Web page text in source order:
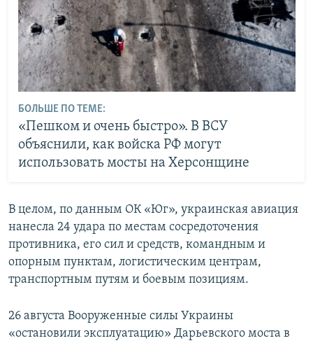
БОЛЬШЕ ПО ТЕМЕ:
«Пешком и очень быстро». В ВСУ
объяснили, как войска РФ могут
использовать мосты на Херсонщине
В целом, по данным ОК «Юг», украинская авиация
нанесла 24 удара по местам сосредоточения
противника, его сил и средств, командным и
опорным пунктам, логистическим центрам,
транспортным путям и боевым позициям.
26 августа Вооруженные силы Украины
«остановили эксплуатацию» Дарьевского моста в